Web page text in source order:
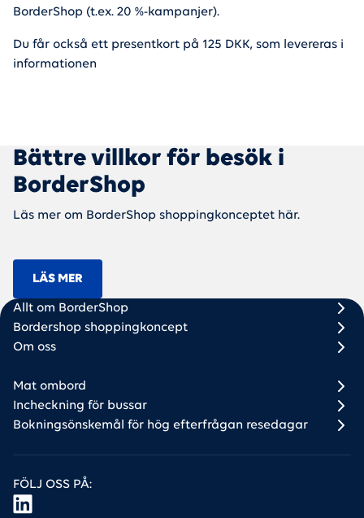
BorderShop (t.ex. 20 %-kampanjer).
Du får också ett presentkort på 125 DKK, som levereras i
informationen
Bättre villkor för besök i
BorderShop
Läs mer om BorderShop shoppingkonceptet här.
LÄS MER
Scandlines Bus
Bus footer 1 (DK + SE)
Allt om BorderShop
Bordershop shoppingkoncept
Om oss
Bus footer 2
Mat ombord
Incheckning för bussar
Bokningsönskemål för hög efterfrågan resedagar
FÖLJ OSS PÅ: